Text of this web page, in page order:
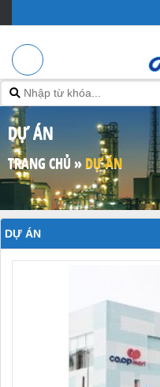
DỰ ÁN
TRANG CHỦ » DỰ ÁN
DỰ ÁN